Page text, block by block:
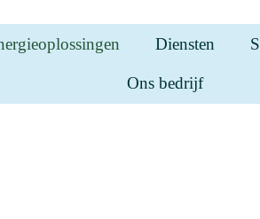
Diensten
Ons bedrijf